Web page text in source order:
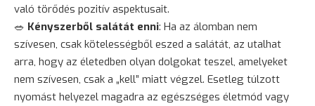
való törődés pozitív aspektusait.
🥗 Kényszerből salátát enni: Ha az álomban nem
szívesen, csak kötelességből eszed a salátát, az utalhat
arra, hogy az életedben olyan dolgokat teszel, amelyeket
nem szívesen, csak a „kell” miatt végzel. Esetleg túlzott
nyomást helyezel magadra az egészséges életmód vagy